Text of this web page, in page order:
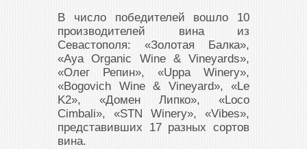
В число победителей вошло 10
производителей вина из
Севастополя: «Золотая Балка»,
«Aya Organic Wine & Vineyards»,
«Олег Репин», «Uppa Winery»,
«Bogovich Wine & Vineyard», «Le
K2», «Домен Липко», «Loco
Cimbali», «STN Winery», «Vibes»,
представивших 17 разных сортов
вина.